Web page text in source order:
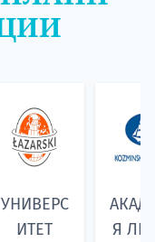
УНИВЕРС
ИТЕТ
Я